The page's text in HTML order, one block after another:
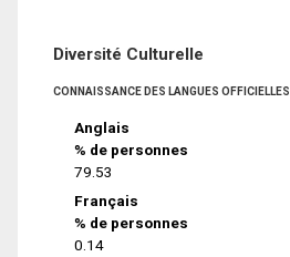
Diversité Culturelle
CONNAISSANCE DES LANGUES OFFICIELLES
Anglais
% de personnes
79.53
Français
% de personnes
0.14